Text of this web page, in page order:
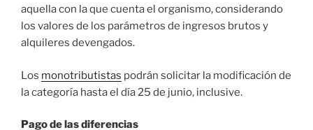
aquella con la que cuenta el organismo, considerando
los valores de los parámetros de ingresos brutos y
alquileres devengados.
Los monotributistas podrán solicitar la modificación de
la categoría hasta el día 25 de junio, inclusive.
Pago de las diferencias